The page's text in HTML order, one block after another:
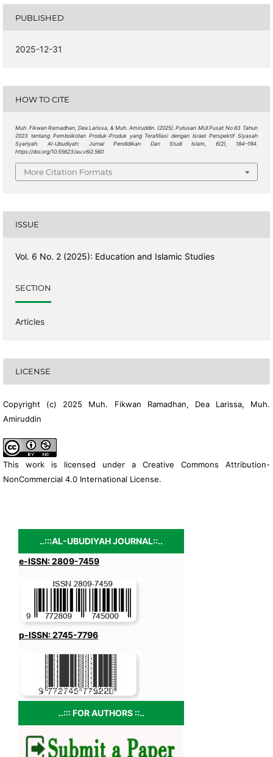
PUBLISHED
2025-12-31
HOW TO CITE
Muh. Fikwan Ramadhan, Dea Larissa, & Muh. Amiruddin. (2025). Putusan MUI Pusat No 83 Tahun
2023 tentang Pemboikotan Produk-Produk yang Terafiliasi dengan Israel Perspektif Siyasah
Syariyah.Al-Ubudiyah: Jurnal Pendidikan Dan Studi Islam, 6(2), 184–194.
https://doi.org/10.55623/au.v6i2.560
More Citation Formats
ISSUE
Vol. 6 No. 2 (2025): Education and Islamic Studies
SECTION
Articles
LICENSE
Copyright (c) 2025 Muh. Fikwan Ramadhan, Dea Larissa, Muh.
Amiruddin
This work is licensed under aCreative Commons Attribution-
NonCommercial 4.0 International License.
..:::AL-UBUDIYAH JOURNAL::..
e-ISSN: 2809-7459
p-ISSN: 2745-7796
..::: FOR AUTHORS ::..